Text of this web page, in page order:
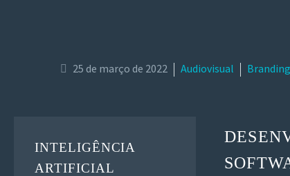
25 de março de 2022 Audiovisual Branding
INTELIGÊNCIA
ARTIFICIAL